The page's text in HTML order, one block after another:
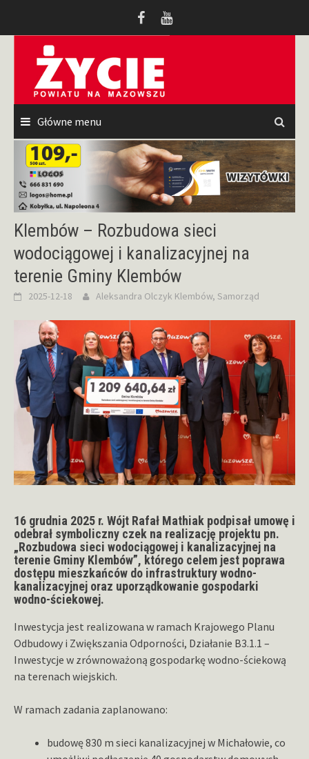
Główne menu
Klembów – Rozbudowa sieci
wodociągowej i kanalizacyjnej na
terenie Gminy Klembów
2025-12-18 Aleksandra Olczyk Klembów, Samorząd
16 grudnia 2025 r. Wójt Rafał Mathiak podpisał umowę i
odebrał symboliczny czek na realizację projektu pn.
„Rozbudowa sieci wodociągowej i kanalizacyjnej na
terenie Gminy Klembów”, którego celem jest poprawa
dostępu mieszkańców do infrastruktury wodno-
kanalizacyjnej oraz uporządkowanie gospodarki
wodno-ściekowej.
Inwestycja jest realizowana w ramach Krajowego Planu
Odbudowy i Zwiększania Odporności, Działanie B3.1.1 –
Inwestycje w zrównoważoną gospodarkę wodno-ściekową
na terenach wiejskich.
W ramach zadania zaplanowano:
budowę 830 m sieci kanalizacyjnej w Michałowie, co